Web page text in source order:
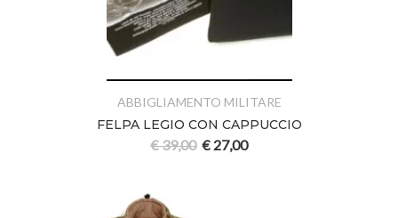
ABBIGLIAMENTO MILITARE
FELPA LEGIO CON CAPPUCCIO
€39,00 € 27,00